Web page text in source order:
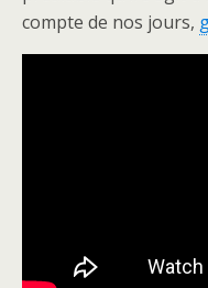
compte de nos jours,